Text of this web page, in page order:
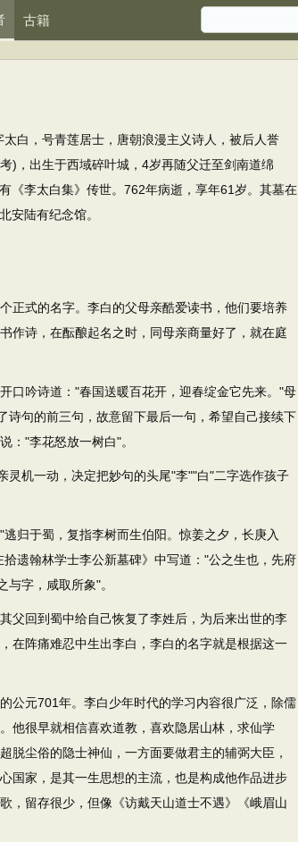
古籍
白，号青莲居士，唐朝浪漫主义诗人，被后人誉
)，出生于西域碎叶城，4岁再随父迁至剑南道绵
《李太白集》传世。762年病逝，享年61岁。其墓在
安陆有纪念馆。
正式的名字。李白的父母亲酷爱读书，他们要培养
作诗，在酝酿起名之时，同母亲商量好了，就在庭
吟诗道："春国送暖百花开，迎春绽金它先来。"母
诗句的前三句，故意留下最后一句，希望自己接续下
："李花怒放一树白"。
一动，决定把妙句的头尾"李""白"二字选作孩子
于蜀，复指李树而生伯阳。惊姜之夕，长庚入
遗翰林学士李公新墓碑》中写道："公之生也，先府
字，咸取所象"。
回到蜀中给自己恢复了李姓后，为后来出世的李
在阵痛难忍中生出李白，李白的名字就是根据这一
元701年。李白少年时代的学习内容很广泛，除儒
他很早就相信喜欢道教，喜欢隐居山林，求仙学
脱尘俗的隐士神仙，一方面要做君主的辅弼大臣，
国家，是其一生思想的主流，也是构成他作品进步
，留存很少，但像《访戴天山道士不遇》《峨眉山